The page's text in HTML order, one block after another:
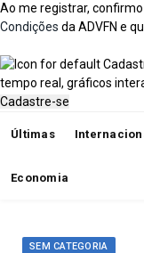
Ao me registrar,
Condições da ADVFN e
tempo real, gráficos
Cadastre-se
Últimas
Economia
SEM CATEGORIA